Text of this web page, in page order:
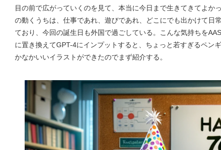
目の前で広がっていくのを見て、本当に今日まで生きてきてよか
の動くうちは、仕事であれ、遊びであれ、どこにでも出かけて日
ており、今回の誕生日も外国で過ごしている。こんな気持ちを
に置き換えてGPT-4にインプットすると、ちょっと若すぎるペン
かなかいいイラストができたのでまず紹介する。